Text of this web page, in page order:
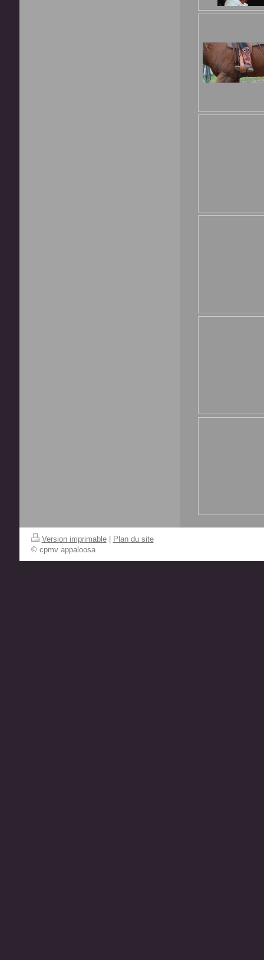
Version imprimable
Plan du site
© cpmv appaloosa